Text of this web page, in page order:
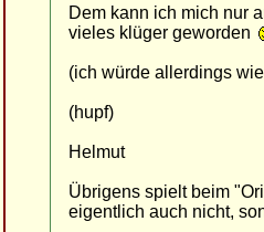
Dem kann ich mich nur
vieles klüger geworden
(ich würde allerdings
(hupf)
Helmut
Übrigens spielt beim
eigentlich auch nicht,